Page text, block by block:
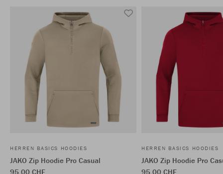
HERREN BASICS HOODIES
JAKO Zip Hoodie Pro Casual
95,00 CHF
HERREN BASICS HOODIES
JAKO Zip Hoodie Pro
95,00 CHF